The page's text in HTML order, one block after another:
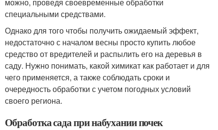
специальными средствами.
Однако для того чтобы получить ожидаемый эффект,
недостаточно с началом весны просто купить любое
средство от вредителей и распылить его на деревья в
саду. Нужно понимать, какой химикат как работает и для
чего применяется, а также соблюдать сроки и
очередность обработки с учетом погодных условий
своего региона.
Обработка сада при набухании почек